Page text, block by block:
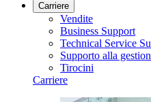
Carriere
Vendite
Business Support
Technical Service
Supporto alla
Tirocini
Carriere